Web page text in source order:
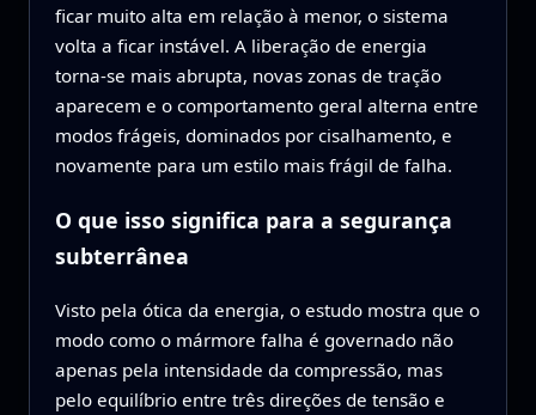
ficar muito alta em relação à menor, o sistema
volta a ficar instável. A liberação de energia
torna‑se mais abrupta, novas zonas de tração
aparecem e o comportamento geral alterna entre
modos frágeis, dominados por cisalhamento, e
novamente para um estilo mais frágil de falha.
O que isso significa para a segurança
subterrânea
Visto pela ótica da energia, o estudo mostra que o
modo como o mármore falha é governado não
apenas pela intensidade da compressão, mas
pelo equilíbrio entre três direções de tensão e